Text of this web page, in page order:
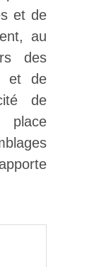
et de
au
des
et de
de
place